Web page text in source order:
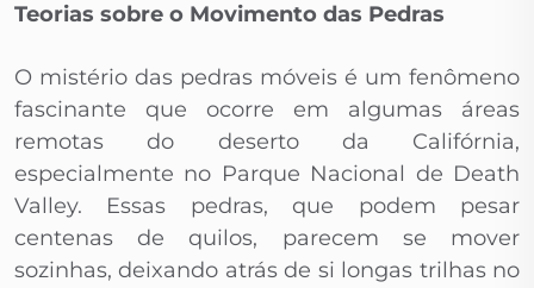
Teorias sobre o Movimento das Pedras
O mistério das pedras móveis é um fenômeno
fascinante que ocorre em algumas áreas
remotas do deserto da Califórnia,
especialmente no Parque Nacional de Death
Valley. Essas pedras, que podem pesar
centenas de quilos, parecem se mover
sozinhas, deixando atrás de si longas trilhas no